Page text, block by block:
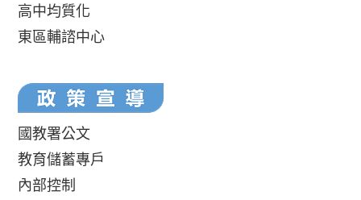
高中均質化
東區輔諮中心
國教署公文
教育儲蓄專戶
內部控制